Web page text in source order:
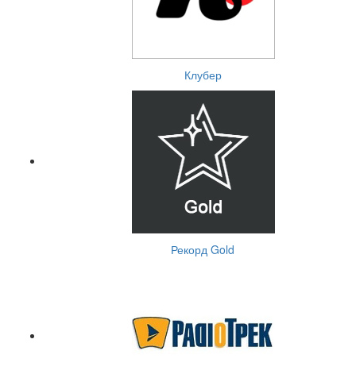
Клубер
Рекорд Gold